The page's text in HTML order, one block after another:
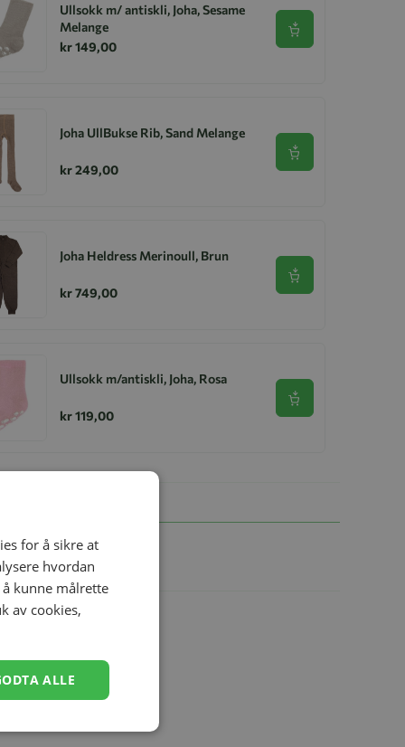
Ullsokk m/ antiskli, Joha, Sesame
Melange
kr 149,00
Se produkt
Joha UllBukse Rib, Sand Melange
kr 249,00
Se produkt
Joha Heldress Merinoull, Brun
kr 749,00
Se produkt
Ullsokk m/antiskli, Joha, Rosa
kr 119,00
Se produkt
for å sikre at
hvordan
kunne målrette
av cookies,
ALLE